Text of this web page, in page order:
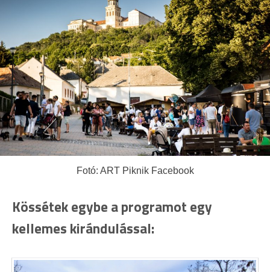
Fotó: ART Piknik Facebook
Kössétek egybe a programot egy
kellemes kirándulással: